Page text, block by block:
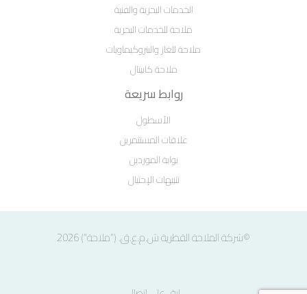
الخدمات البحرية والفنية
ملاحة للخدمات البحرية
ملاحة للغاز والبتروكيماويات
ملاحة كابيتال
روابط سريعة
الأسطول
علاقات المستثمرين
بوابة الموردين
تنبيهات الإحتيال
©شركة الملاحة القطرية ش.م.ع.ق. ("ملاحة") 2026